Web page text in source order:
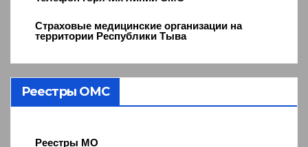
Страховые медицинские организации на
территории Республики Тыва
Реестры ОМС
Реестры МО